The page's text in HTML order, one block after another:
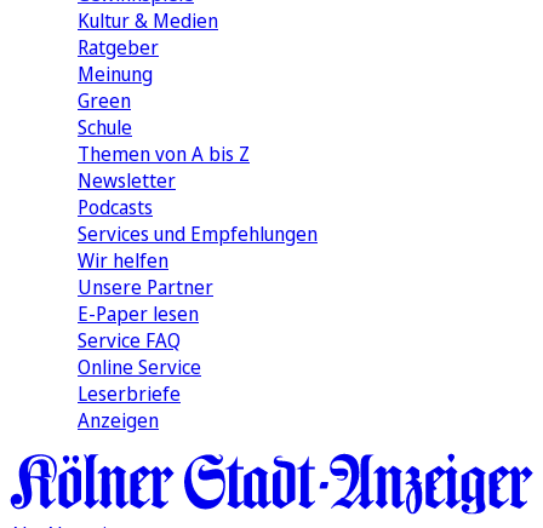
Kultur & Medien
Ratgeber
Meinung
Green
Schule
Themen von A bis Z
Newsletter
Podcasts
Services und Empfehlungen
Wir helfen
Unsere Partner
E-Paper lesen
Service FAQ
Online Service
Leserbriefe
Anzeigen